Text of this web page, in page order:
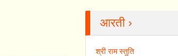
आरती ›
श्री राम स्तुति